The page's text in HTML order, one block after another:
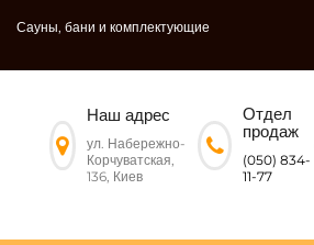
Сауны, бани и комплектующие
Наш адрес
ул. Набережно-
Корчуватская,
136, Киев
Отдел
продаж
(050) 834-
11-77